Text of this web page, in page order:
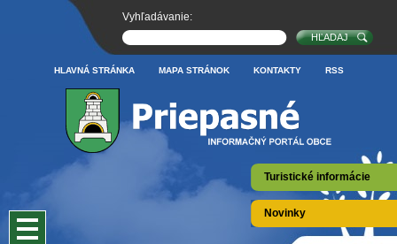
Turistické informácie
Novinky
HLAVNÁ STRÁNKA MAPA STRÁNOK KONTAKTY RSS
Vyhľadávanie: